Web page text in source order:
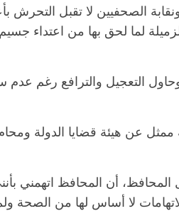
الصحفيين لا تقبل التحرش
لما لحق بها من اعتداء
التعجيل والترافع رغم عدم
ممثل عن هيئة قضايا الدولة
أن المحافظ اتهمني
لا أساس لها من الصحة